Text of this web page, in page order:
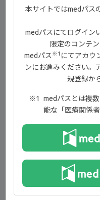
06:51-09:41 有効性
09:42-12:53 安全性
12:54-13:13 まとめ
新着コンテンツ
本サイトではmedパス
medパスにてログイン
限定のコンテ
medパス※1 にてアカウ
ンにお進みください。
規登録か
medパスとは複
能な「医療関係者